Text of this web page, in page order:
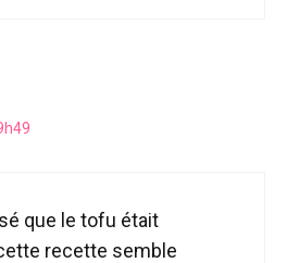
que le tofu était
recette semble